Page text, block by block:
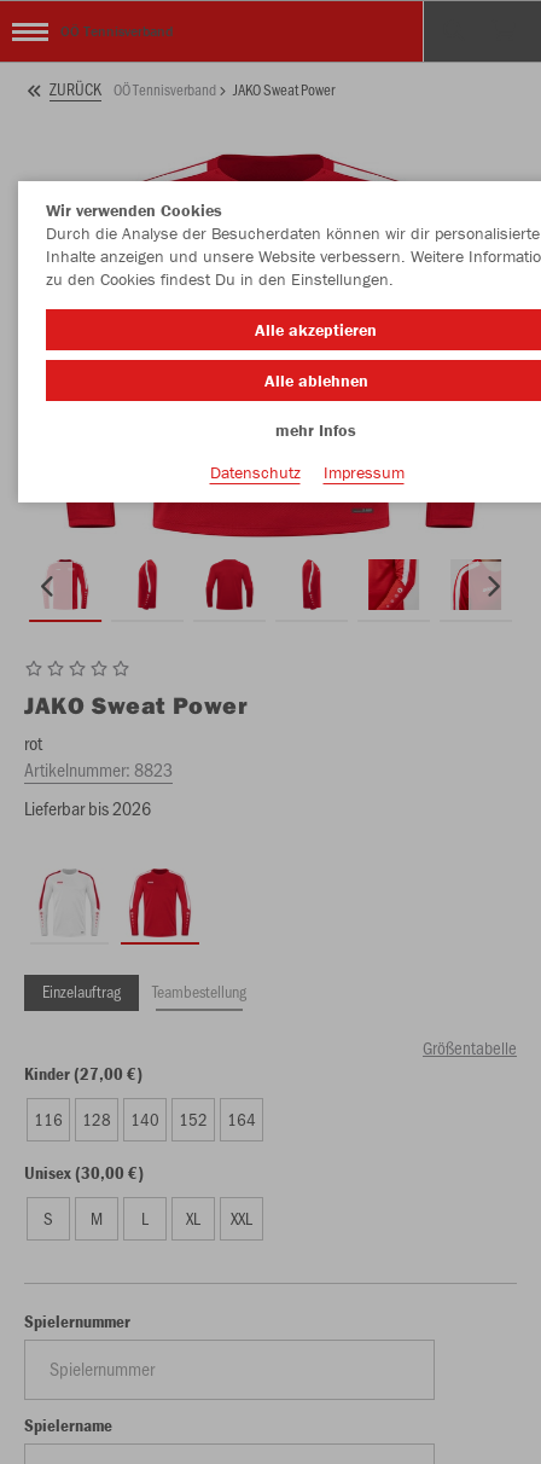
OÖ Tennisverband
ZURÜCK OÖ Tennisverband JAKO Sweat Power
JAKO Sweat Power
rot
Artikelnummer:8823
Lieferbar bis 2026
Einzelauftrag Teambestellung
Größentabelle
Kinder (27,00 €)
116 128 140 152 164
Unisex (30,00 €)
S M L XL XXL
Spielernummer
Spielername
Wir verwenden Cookies
Durch die Analyse der Besucherdaten können wir dir personalisierte
Inhalte anzeigen und unsere Website verbessern. Weitere
zu den Cookies findest Du in den Einstellungen.
Alle akzeptieren
Alle ablehnen
mehr Infos
Datenschutz
Impressum